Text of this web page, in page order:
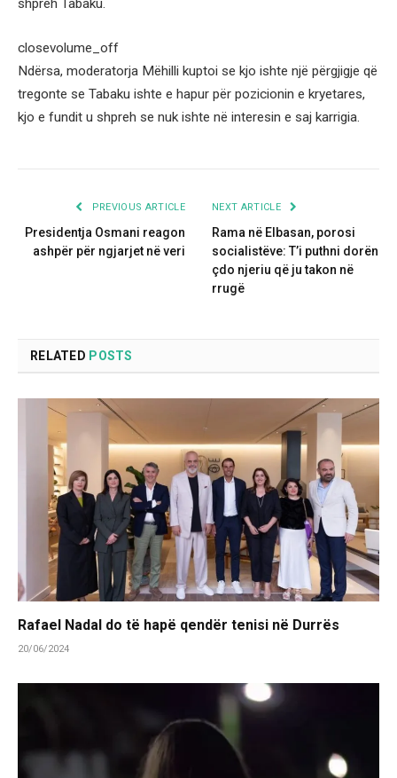
shpreh Tabaku.
closevolume_off
Ndërsa, moderatorja Mëhilli kuptoi se kjo ishte një përgjigje që
tregonte se Tabaku ishte e hapur për pozicionin e kryetares,
kjo e fundit u shpreh se nuk ishte në interesin e saj karrigia.
PREVIOUS ARTICLE
Presidentja Osmani reagon
ashpër për ngjarjet në veri
NEXT ARTICLE
Rama në Elbasan, porosi
socialistëve: T’i puthni dorën
çdo njeriu që ju takon në
rrugë
RELATED POSTS
Rafael Nadal do të hapë qendër tenisi në Durrës
20/06/2024